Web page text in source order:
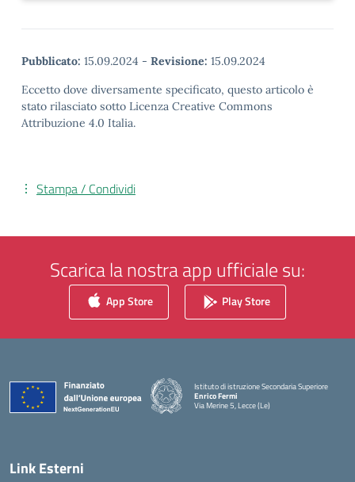
Pubblicato: 15.09.2024 - Revisione: 15.09.2024
Eccetto dove diversamente specificato, questo articolo è
stato rilasciato sotto Licenza Creative Commons
Attribuzione 4.0 Italia.
Stampa / Condividi
Scarica la nostra app ufficiale su:
App Store Play Store
Istituto di istruzione Secondaria Superiore
Enrico Fermi
Via Merine 5, Lecce (Le)
Link Esterni